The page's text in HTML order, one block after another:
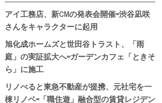
アイ工務店、新CMの発表会開催=渋谷凪咲
さんをキャラクターに起用
旭化成ホームズと世田谷トラスト、「雨
庭」の実証拡大へ=ガーデンカフェ「ときそ
ら」に施工
リノべると東急不動産が提携、元社宅を一
棟リノベ=「職住遊」融合型の賃貸レジデン